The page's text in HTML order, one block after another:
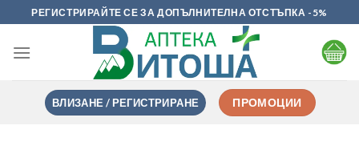
to
content
РЕГИСТРИРАЙТЕ СЕ ЗА ДОПЪЛНИТЕЛНА ОТСТЪПКА -5%
ВЛИЗАНЕ / РЕГИСТРИРАНЕ ПРОМОЦИИ